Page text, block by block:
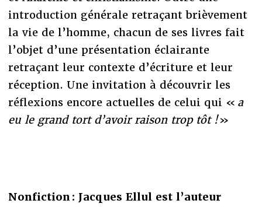
introduction générale retraçant brièvement
la vie de l’homme, chacun de ses livres fait
l’objet d’une présentation éclairante
retraçant leur contexte d’écriture et leur
réception. Une invitation à découvrir les
réflexions encore actuelles de celui qui « a
eu le grand tort d’avoir raison trop tôt !»
Nonfiction : Jacques Ellul est l’auteur